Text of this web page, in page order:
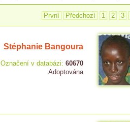
První Předchozí 1 2 3
Stéphanie Bangoura
Označení v databázi: 60670
Adoptována